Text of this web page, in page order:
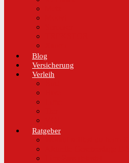
Blog
Versicherung
Verleih
Ratgeber